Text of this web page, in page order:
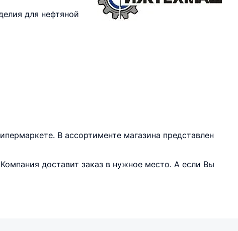
для нефтяной
В ассортименте магазина представлен
доставит заказ в нужное место. А если Вы